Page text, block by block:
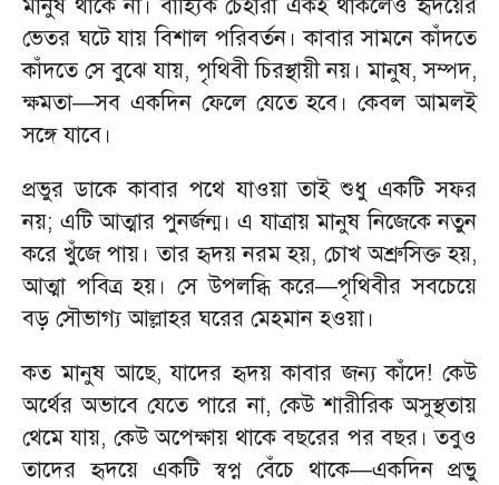
মানুষ থাকে না। বাহ্যিক চেহারা একই থাকলেও হৃদয়ের
ভেতর ঘটে যায় বিশাল পরিবর্তন। কাবার সামনে কাঁদতে
কাঁদতে সে বুঝে যায়, পৃথিবী চিরস্থায়ী নয়। মানুষ, সম্পদ,
ক্ষমতা—সব একদিন ফেলে যেতে হবে। কেবল আমলই
সঙ্গে যাবে।
​প্রভুর ডাকে কাবার পথে যাওয়া তাই শুধু একটি সফর
নয়; এটি আত্মার পুনর্জন্ম। এ যাত্রায় মানুষ নিজেকে নতুন
করে খুঁজে পায়। তার হৃদয় নরম হয়, চোখ অশ্রুসিক্ত হয়,
আত্মা পবিত্র হয়। সে উপলব্ধি করে—পৃথিবীর সবচেয়ে
বড় সৌভাগ্য আল্লাহর ঘরের মেহমান হওয়া।
​কত মানুষ আছে, যাদের হৃদয় কাবার জন্য কাঁদে! কেউ
অর্থের অভাবে যেতে পারে না, কেউ শারীরিক অসুস্থতায়
থেমে যায়, কেউ অপেক্ষায় থাকে বছরের পর বছর। তবুও
তাদের হৃদয়ে একটি স্বপ্ন বেঁচে থাকে—একদিন প্রভু